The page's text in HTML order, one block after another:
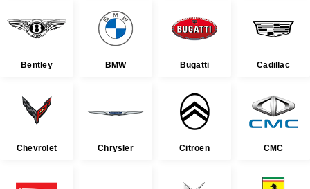
Bentley BMW Bugatti Cadillac
Chevrolet Chrysler Citroen CMC